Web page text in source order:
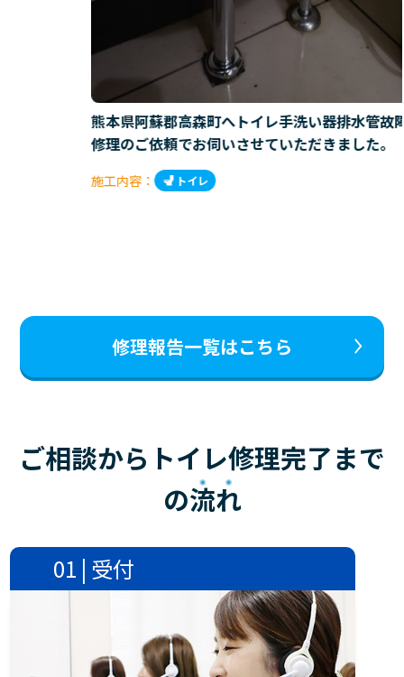
熊本県阿蘇郡高森町へトイレ手洗い器排水管故
修理のご依頼でお伺いさせていただきました。
施工内容： トイレ
修理報告一覧はこちら
ご相談からトイレ修理完了まで
の流れ
01 | 受付